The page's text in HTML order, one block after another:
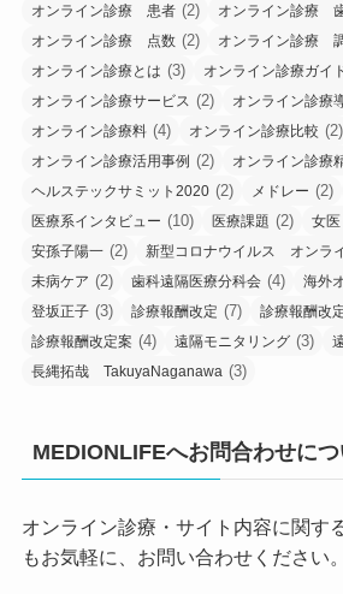
オンライン診療 患者 (2) オンライン診療
オンライン診療 点数 (2) オンライン診療
オンライン診療とは (3) オンライン診療ガイ
オンライン診療サービス (2) オンライン診療
オンライン診療料 (4) オンライン診療比較 (2)
オンライン診療活用事例 (2) オンライン診療
ヘルステックサミット2020 (2) メドレー (2)
医療系インタビュー (10) 医療課題 (2) 女
安孫子陽一 (2) 新型コロナウイルス オンラ
未病ケア (2) 歯科遠隔医療分科会 (4) 海外
登坂正子 (3) 診療報酬改定 (7) 診療報酬改
診療報酬改定案 (4) 遠隔モニタリング (3)
長縄拓哉 TakuyaNaganawa (3)
MEDIONLIFEへお問合わせに
オンライン診療・サイト内容に関す
もお気軽に、お問い合わせください。